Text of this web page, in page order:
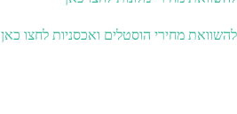
להשוואת מחירי הוסטלים ואכסניות לחצו כאן